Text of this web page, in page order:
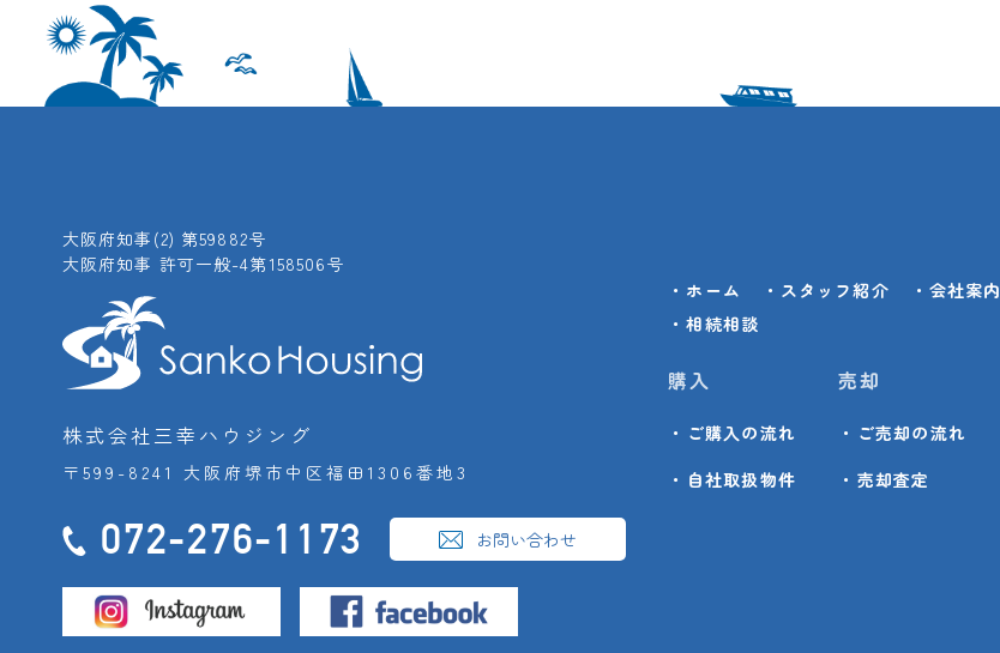
大阪府知事(2) 第59882号
大阪府知事 許可一般-4第158506号
株式会社三幸ハウジング
〒599-8241 大阪府堺市中区福田1306番地3
072-276-1173 お問い合わせ
・ホーム ・スタッフ紹介 ・会社案内
・相続相談
購入
・ご購入の流れ
・自社取扱物件
売却
・ご売却の流れ
・売却査定